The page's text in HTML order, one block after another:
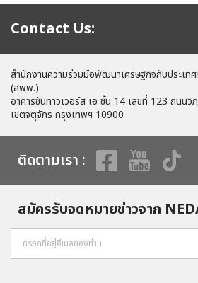
Contact Us:
สำนักงานความร่วมมือพัฒนาเศรษฐกิจกับประเท
(สพพ.)
อาคารซันทาวเวอร์ส เอ ชั้น 14 เลขที่ 123 ถนน
เขตจตุจักร กรุงเทพฯ 10900
ติดตามเรา :
สมัครรับจดหมายข่าวจาก